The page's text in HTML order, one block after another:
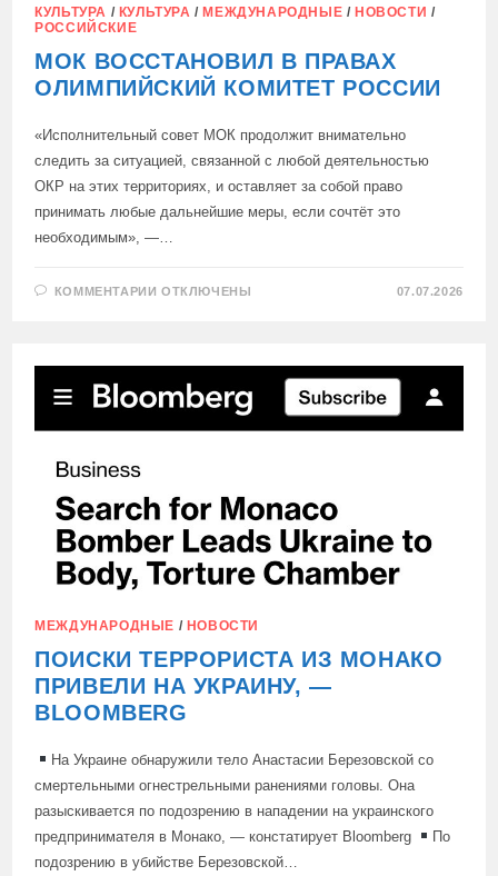
КУЛЬТУРА / КУЛЬТУРА / МЕЖДУНАРОДНЫЕ / НОВОСТИ /
РОССИЙСКИЕ
МОК ВОССТАНОВИЛ В ПРАВАХ
ОЛИМПИЙСКИЙ КОМИТЕТ РОССИИ
«Исполнительный совет МОК продолжит внимательно
следить за ситуацией, связанной с любой деятельностью
ОКР на этих территориях, и оставляет за собой право
принимать любые дальнейшие меры, если сочтёт это
необходимым», —…
КОММЕНТАРИИ К
ПРАВАХ
ОЛИМПИЙСКИЙ
КОМИТЕТ
РОССИИ
ОТКЛЮЧЕНЫ 07.07.2026
МЕЖДУНАРОДНЫЕ / НОВОСТИ
ПОИСКИ ТЕРРОРИСТА ИЗ МОНАКО
ПРИВЕЛИ НА УКРАИНУ, —
BLOOMBERG
На Украине обнаружили тело Анастасии Березовской со
смертельными огнестрельными ранениями головы. Она
разыскивается по подозрению в нападении на украинского
предпринимателя в Монако, — констатирует Bloomberg
По
подозрению в убийстве Березовской…